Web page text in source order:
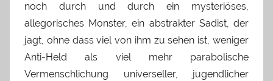
noch durch und durch ein mysteriöses,
allegorisches Monster, ein abstrakter Sadist, der
jagt, ohne dass viel von ihm zu sehen ist, weniger
Anti-Held als viel mehr parabolische
Vermenschlichung universeller, jugendlicher